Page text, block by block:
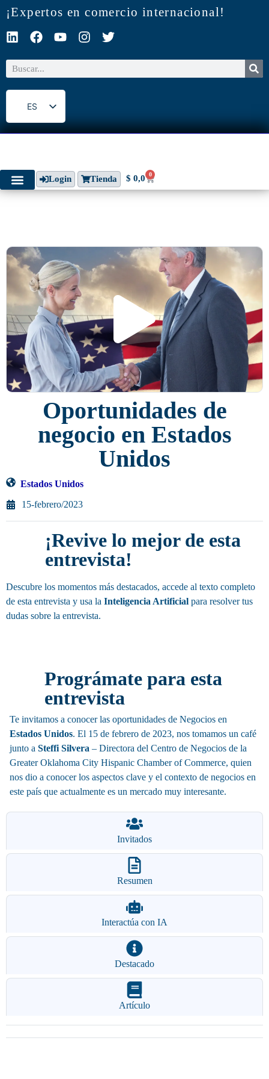
¡Expertos en comercio internacional!
ES
EN
Login Tienda $ 0,0 0
Oportunidades de
negocio en Estados
Unidos
Estados Unidos
15-febrero/2023
¡Revive lo mejor de esta
entrevista!
Descubre los momentos más destacados, accede al texto completo
de esta entrevista y usa la Inteligencia Artificial para resolver tus
dudas sobre la entrevista.
Invitados
Resumen
Interactúa con IA
Destacado
Artículo
Prográmate para esta
entrevista
Te invitamos a conocer las oportunidades de Negocios en
Estados Unidos. El 15 de febrero de 2023, nos tomamos un café
junto a Steffi Silvera – Directora del Centro de Negocios de la
Greater Oklahoma City Hispanic Chamber of Commerce, quien
nos dio a conocer los aspectos clave y el contexto de negocios en
este país que actualmente es un mercado muy interesante.